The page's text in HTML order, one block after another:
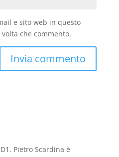
e sito web in questo
che commento.
Pietro Scardina è